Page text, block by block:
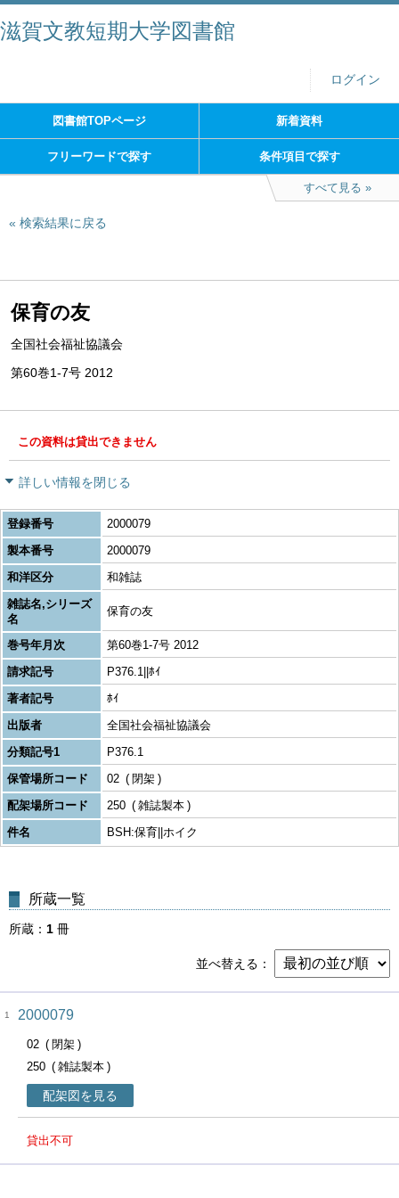
滋賀文教短期大学図書館
ログイン
図書館TOPページ 新着資料
フリーワードで探す 条件項目で探す
すべて見る
検索結果に戻る
保育の友
全国社会福祉協議会
第60巻1-7号 2012
この資料は貸出できません
詳しい情報を閉じる
登録番号
2000079
製本番号
2000079
和洋区分
和雑誌
雑誌名,シリーズ
名
保育の友
巻号年月次
第60巻1-7号 2012
請求記号
P376.1||ﾎｲ
著者記号
ﾎｲ
出版者
全国社会福祉協議会
分類記号1
P376.1
保管場所コード
02
閉架
配架場所コード
250
雑誌製本
件名
BSH:保育||ホイク
所蔵一覧
所蔵 1 冊
並べ替える
1 2000079
02
閉架
250
雑誌製本
配架図を見る
貸出不可